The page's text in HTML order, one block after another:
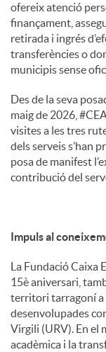
ofereix atenció
finançament,
retirada i ingrés
transferències o
municipis sense
Des de la seva
maig de 2026,
visites a les tres
dels serveis s’han
posa de manifest
contribució del
Impuls al
La Fundació Caixa
15è aniversari,
territori tarragoní a
desenvolupades
Virgili (URV). En el
acadèmica i la